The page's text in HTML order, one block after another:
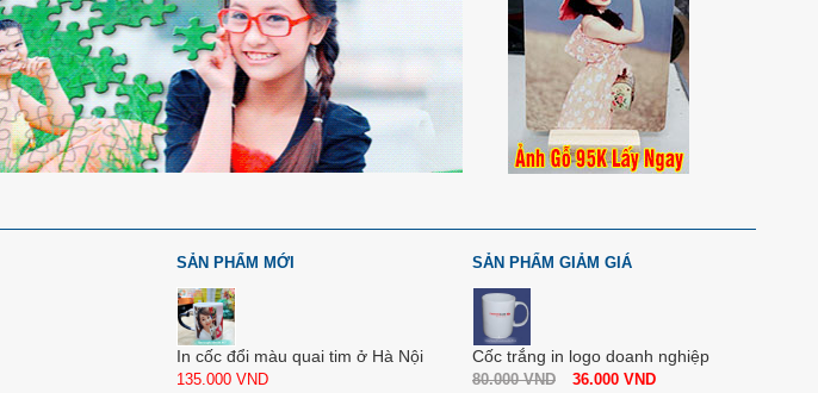
SẢN PHẨM MỚI
In cốc đổi màu quai tim ở Hà Nội
135.000 VND
SẢN PHẨM GIẢM GIÁ
Cốc trắng in logo doanh nghiệp
80.000VND 36.000 VND